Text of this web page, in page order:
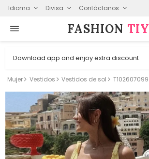
Idioma Divisa Contáctanos
FASHION⁠ TIY
Download app and enjoy extra discount
Mujer Vestidos Vestidos de sol T102607099